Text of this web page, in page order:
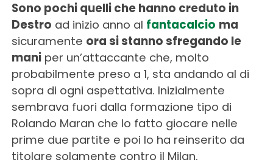
Sono pochi quelli che hanno creduto in
Destro ad inizio anno al fantacalcio ma
sicuramente ora si stanno sfregando le
maniper un’attaccante che, molto
probabilmente preso a 1, sta andando al di
sopra di ogni aspettativa. Inizialmente
sembrava fuori dalla formazione tipo di
Rolando Maran che lo fatto giocare nelle
prime due partite e poi lo ha reinserito da
titolare solamente contro il Milan.